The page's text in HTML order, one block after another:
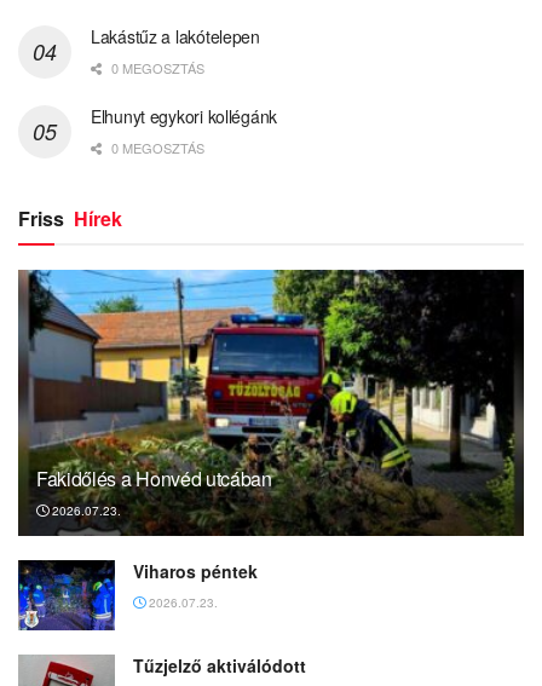
Lakástűz a lakótelepen
0 MEGOSZTÁS
Elhunyt egykori kollégánk
0 MEGOSZTÁS
Friss Hírek
Fakidőlés a Honvéd utcában
2026.07.23.
Viharos péntek
2026.07.23.
Tűzjelző aktiválódott